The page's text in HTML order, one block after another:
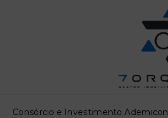
Consórcio e Investimento Ademicon